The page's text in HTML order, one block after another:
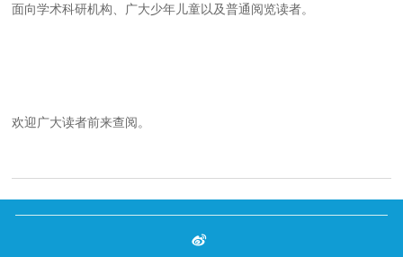
面向学术科研机构、广大少年儿童以及普通阅览读者。
欢迎广大读者前来查阅。